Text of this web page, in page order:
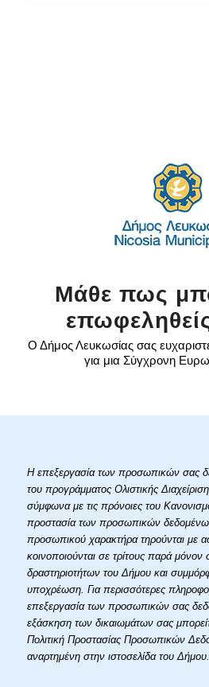
Μάθε πως
Ο Δήμος Λευκωσίας σας
για μια Σύγχρονη
Η επεξεργασία των προσωπικών σας
του προγράμματος Ολιστικής
σύμφωνα με τις πρόνοιες του
προστασία των προσωπικών
προσωπικού χαρακτήρα τηρούνται με
κοινοποιούνται σε τρίτους παρά
δραστηριοτήτων του Δήμου και
υποχρέωση. Για περισσότερες
επεξεργασία των προσωπικών σας
εξάσκηση των δικαιωμάτων σας
Πολιτική Προστασίας Προσωπικών
αναρτημένη στην ιστοσελίδα του Δήμου.